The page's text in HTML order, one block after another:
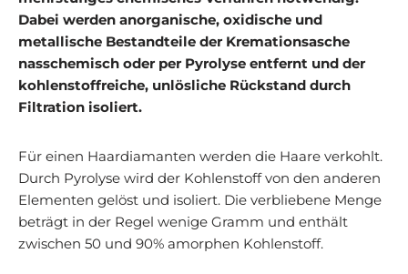
Dabei werden anorganische, oxidische und
metallische Bestandteile der Kremationsasche
nasschemisch oder per Pyrolyse entfernt und der
kohlenstoffreiche, unlösliche Rückstand durch
Filtration isoliert.
Für einen Haardiamanten werden die Haare verkohlt.
Durch Pyrolyse wird der Kohlenstoff von den anderen
Elementen gelöst und isoliert. Die verbliebene Menge
beträgt in der Regel wenige Gramm und enthält
zwischen 50 und 90% amorphen Kohlenstoff.